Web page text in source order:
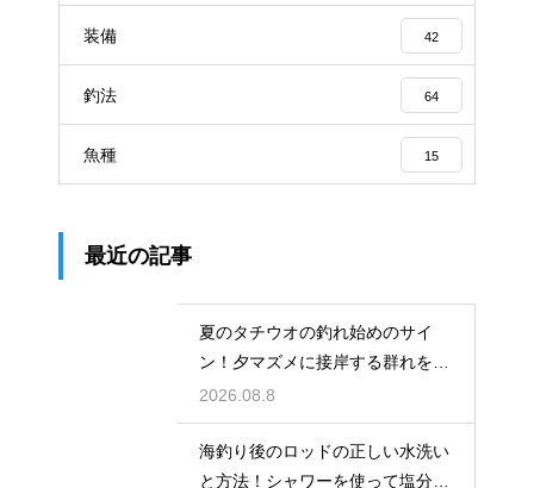
装備 42
釣法 64
魚種 15
最近の記事
夏のタチウオの釣れ始めのサイ
ン！夕マズメに接岸する群れをル
アーで狙う
2026.08.8
海釣り後のロッドの正しい水洗い
と方法！シャワーを使って塩分を